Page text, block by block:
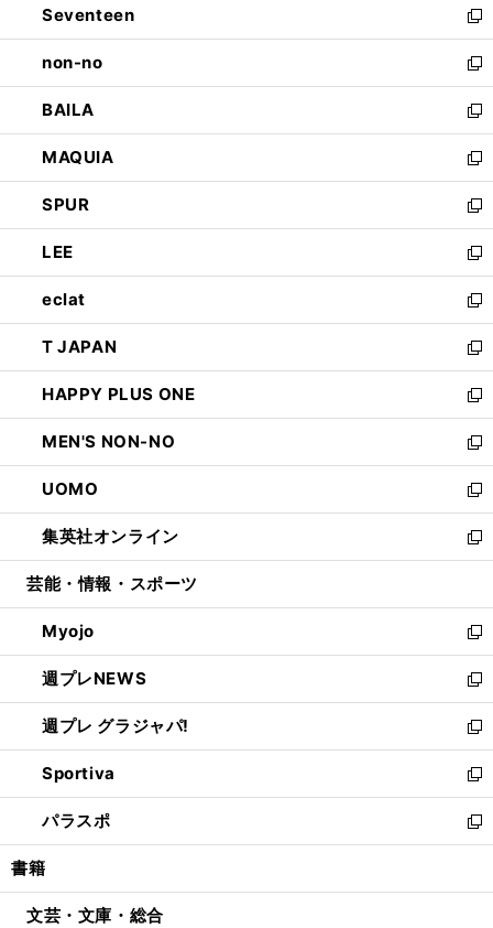
く
で
開
く
ド
ウ
で
開
く
Seventeen
新
し
い
ウ
ィ
ン
ド
ウ
で
開
く
non-no
新
し
い
ウ
ィ
ン
ド
ウ
で
開
く
BAILA
新
し
い
ウ
ィ
ン
ド
ウ
で
開
く
MAQUIA
新
し
い
ウ
ィ
ン
ド
ウ
で
開
く
SPUR
新
し
い
ウ
ィ
ン
ド
ウ
で
開
く
LEE
新
し
い
ウ
ィ
ン
ド
ウ
で
開
く
eclat
新
し
い
ウ
ィ
ン
ド
ウ
で
開
く
T JAPAN
新
し
い
ウ
ィ
ン
ド
ウ
で
開
HAPPY PLUS ONE
新
し
い
ウ
ィ
ン
ド
ウ
開
く
MEN'S NON-NO
新
し
い
ウ
ィ
ン
ウ
で
開
く
UOMO
新
し
い
ウ
ン
ド
ウ
で
開
く
集英社オンライン
新
し
ウ
ィ
ン
ド
ウ
で
開
く
芸能・情報・スポーツ
Myojo
新
し
い
ウ
ィ
ン
ド
ウ
で
開
週プレNEWS
新
し
い
ウ
ィ
ン
ド
ウ
開
週プレ グラジャパ!
新
し
い
ウ
ィ
ン
ウ
Sportiva
新
し
い
ウ
ン
パラスポ
新
し
ウ
書籍
文芸・文庫・総合